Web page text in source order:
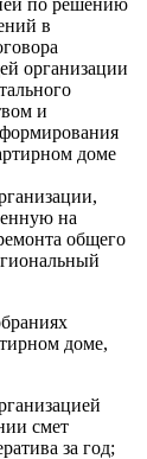
в
организации
и
доме
на
общего
доме,
смет
за год;